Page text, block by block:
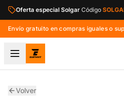
Saltar al contenido principal
Oferta especial Solgar Código
Envío gratuito en compras iguales o
Volver